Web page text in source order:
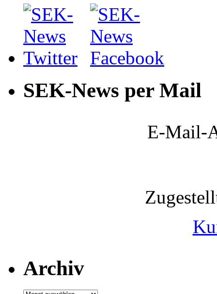
SEK-News per Mail
E-Mail-
Archiv